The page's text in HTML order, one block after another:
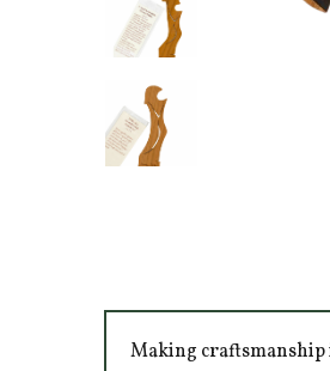
Making craftsmanship